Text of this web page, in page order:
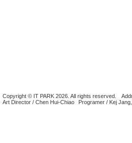
Copyright © IT PARK 2026. All rights reserved.
Art Director / Chen Hui-Chiao
Programer / Kej